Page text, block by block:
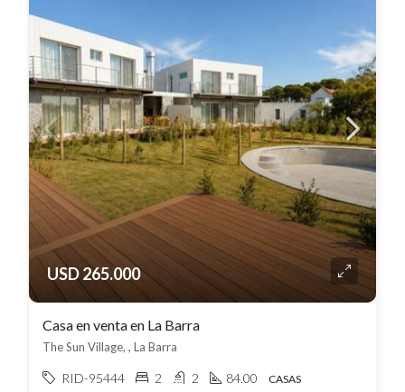
USD 265.000
Casa en venta en La Barra
The Sun Village, , La Barra
RID-95444 2 2 84.00 CASAS